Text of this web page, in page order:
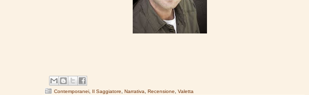
Contemporanei Il Saggiatore Narrativa Recensione Valetta